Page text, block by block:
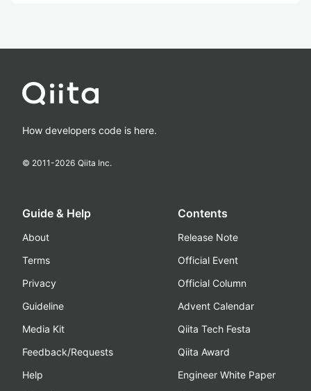
How developers code is here.
© 2011-2026 Qiita Inc.
Guide & Help
About
Terms
Privacy
Guideline
Media Kit
Feedback/Requests
Help
Contents
Release Note
Official Event
Official Column
Advent Calendar
Qiita Tech Festa
Qiita Award
Engineer White Paper